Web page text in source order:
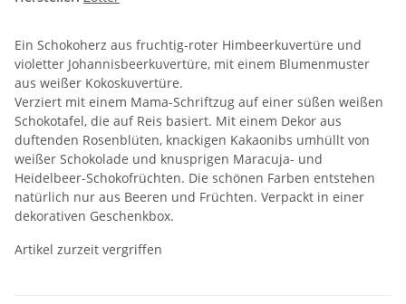
Ein Schokoherz aus fruchtig-roter Himbeerkuvertüre und
violetter Johannisbeerkuvertüre, mit einem Blumenmuster
aus weißer Kokoskuvertüre.
Verziert mit einem Mama-Schriftzug auf einer süßen weißen
Schokotafel, die auf Reis basiert. Mit einem Dekor aus
duftenden Rosenblüten, knackigen Kakaonibs umhüllt von
weißer Schokolade und knusprigen Maracuja- und
Heidelbeer-Schokofrüchten. Die schönen Farben entstehen
natürlich nur aus Beeren und Früchten. Verpackt in einer
dekorativen Geschenkbox.
Artikel zurzeit vergriffen